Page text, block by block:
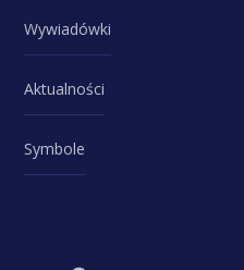
Wywiadówki
Aktualności
Symbole